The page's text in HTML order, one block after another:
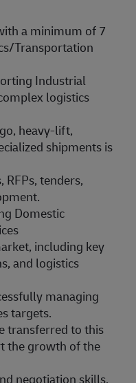
a minimum of 7
Transportation
Industrial
logistics
heavy-lift,
shipments is
RFPs, tenders,
Domestic
including key
and logistics
managing
targets.
transferred to this
the growth of the
negotiation skills,